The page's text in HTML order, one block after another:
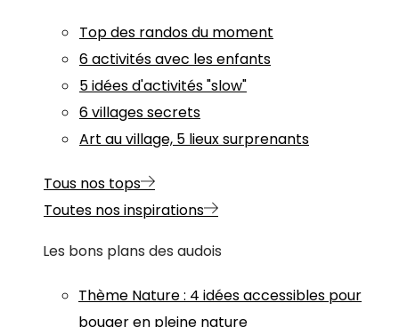
Top des randos du moment
6 activités avec les enfants
5 idées d'activités "slow"
6 villages secrets
Art au village, 5 lieux surprenants
Tous nos tops
Toutes nos inspirations
Les bons plans des audois
Thème Nature: 4 idées accessibles pour
bouger en pleine nature